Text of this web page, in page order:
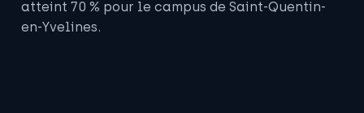
atteint 70 % pour le campus de Saint-Quentin-
en-Yvelines.